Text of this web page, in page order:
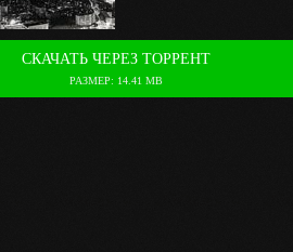
СКАЧАТЬ ЧЕРЕЗ ТОРРЕНТ
РАЗМЕР: 14.41 MB